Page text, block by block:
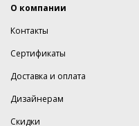
О компании
Контакты
Сертификаты
Доставка и оплата
Дизайнерам
Скидки